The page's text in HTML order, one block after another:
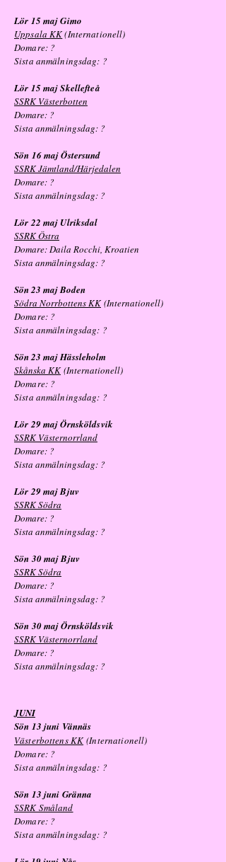
Lör 15 maj Gimo
Uppsala KK(Internationell)
Domare: ?
Sista anmälningsdag: ?
Lör 15 maj Skellefteå
SSRK Västerbotten
Domare: ?
Sista anmälningsdag: ?
Sön 16 maj Östersund
SSRK Jämtland/Härjedalen
Domare: ?
Sista anmälningsdag: ?
Lör 22 maj Ulriksdal
SSRK Östra
Domare: Daila Rocchi, Kroatien
Sista anmälningsdag: ?
Sön 23 maj Boden
Södra Norrbottens KK(Internationell)
Domare: ?
Sista anmälningsdag: ?
Sön 23 maj Hässleholm
Skånska KK(Internationell)
Domare: ?
Sista anmälningsdag: ?
Lör 29 maj Örnsköldsvik
SSRK Västernorrland
Domare: ?
Sista anmälningsdag: ?
Lör 29 maj Bjuv
SSRK Södra
Domare: ?
Sista anmälningsdag: ?
Sön 30 maj Bjuv
SSRK Södra
Domare: ?
Sista anmälningsdag: ?
Sön 30 maj Örnsköldsvik
SSRK Västernorrland
Domare: ?
Sista anmälningsdag: ?
JUNI
Sön 13 juni Vännäs
Västerbottens KK (Internationell)
Domare: ?
Sista anmälningsdag: ?
Sön 13 juni Gränna
SSRK Småland
Domare: ?
Sista anmälningsdag: ?